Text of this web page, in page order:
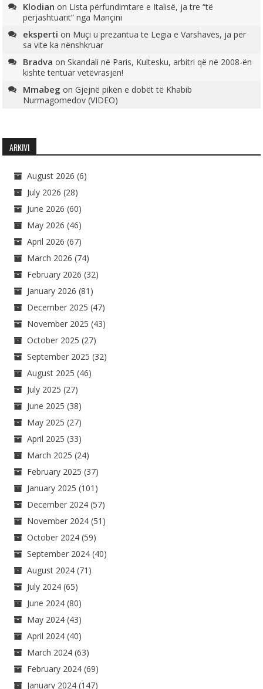
Klodian on Lista përfundimtare e Italisë, ja tre “të
përjashtuarit” nga Mançini
eksperti on Muçi u prezantua te Legia e Varshavës, ja për
sa vite ka nënshkruar
Bradva onSkandali në Paris, Kultesku, arbitri që në 2008-ën
kishte tentuar vetëvrasjen!
Mmabeg onGjejnë pikën e dobët të Khabib
Nurmagomedov (VIDEO)
ARKIVI
August 2026 (6)
July 2026 (28)
June 2026 (60)
May 2026 (46)
April 2026 (67)
March 2026 (74)
February 2026 (32)
January 2026 (81)
December 2025 (47)
November 2025 (43)
October 2025 (27)
September 2025 (32)
August 2025 (46)
July 2025 (27)
June 2025 (38)
May 2025 (27)
April 2025 (33)
March 2025 (24)
February 2025 (37)
January 2025 (101)
December 2024 (57)
November 2024 (51)
October 2024 (59)
September 2024 (40)
August 2024 (71)
July 2024 (65)
June 2024 (80)
May 2024 (43)
April 2024 (40)
March 2024 (63)
February 2024 (69)
January 2024 (147)